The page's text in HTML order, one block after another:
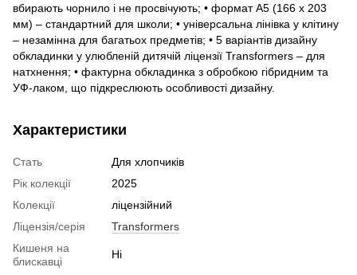
вбирають чорнило і не просвічують; • формат А5 (166 х 203
мм) – стандартний для школи; • універсальна лінівка у клітину
– незамінна для багатьох предметів; • 5 варіантів дизайну
обкладинки у улюбленій дитячій ліцензії Transformers – для
натхнення; • фактурна обкладинка з обробкою гібридним та
УФ-лаком, що підкреслюють особливості дизайну.
Характеристики
Стать
Для хлопчиків
Рік колекції
2025
Колекції
ліцензійний
Ліцензія/серія
Transformers
Кишеня на
блискавці
Ні